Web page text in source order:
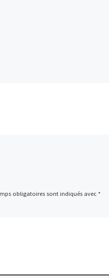
obligatoires sont indiqués avec *